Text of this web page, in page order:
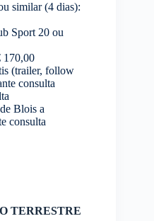
similar (4 dias):
Sport 20 ou
170,00
(trailer, follow
consulta
Blois a
consulta
TERRESTRE